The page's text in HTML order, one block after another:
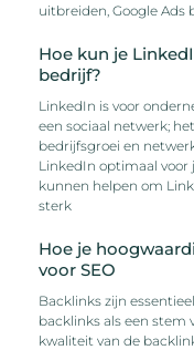
uitbreiden, Google
Hoe kun je
bedrijf?
LinkedIn is voor
een sociaal netwerk;
bedrijfsgroei en
LinkedIn optimaal voor
kunnen helpen om
sterk
Hoe je
voor SEO
Backlinks zijn
backlinks als een stem
kwaliteit van de